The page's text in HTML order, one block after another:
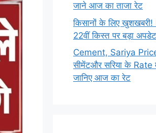
जाने आज का ताजा रेट
किसानों के लिए
22वीं किस्त पर बड़ा अपडेट
Cement, Sariya
सीमेंटऔर सरिया के Rate
जानिए आज का रेट